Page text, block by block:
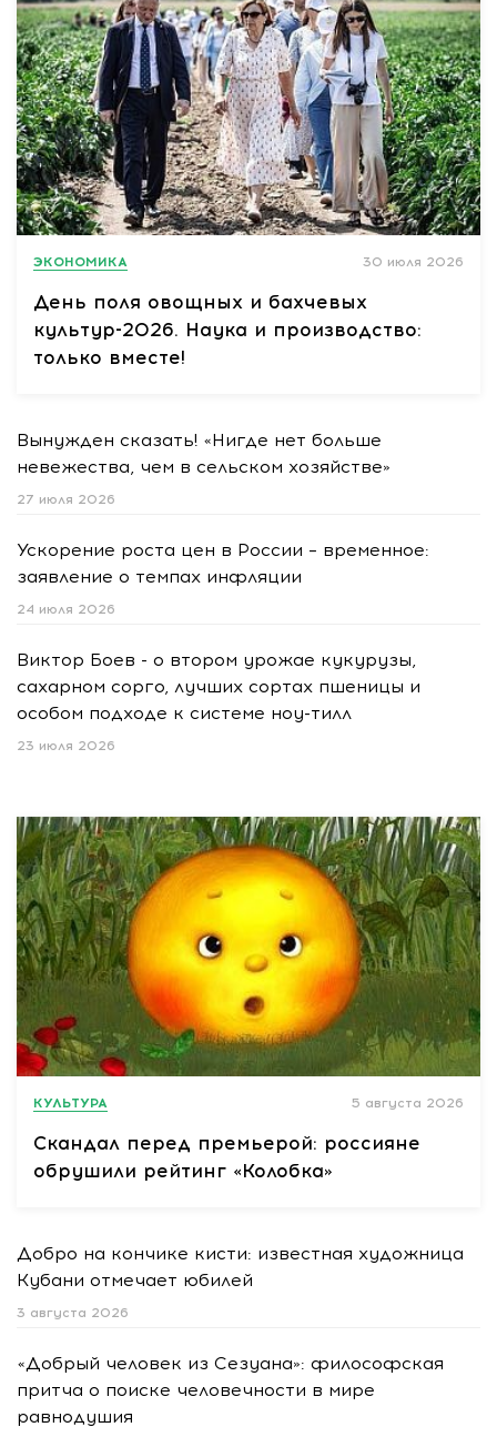
ЭКОНОМИКА 30 июля 2026
День поля овощных и бахчевых
культур-2026. Наука и производство:
только вместе!
Вынужден сказать! «Нигде нет больше
невежества, чем в сельском хозяйстве»
27 июля 2026
Ускорение роста цен в России – временное:
заявление о темпах инфляции
24 июля 2026
Виктор Боев - о втором урожае кукурузы,
сахарном сорго, лучших сортах пшеницы и
особом подходе к системе ноу-тилл
23 июля 2026
КУЛЬТУРА 5 августа 2026
Скандал перед премьерой: россияне
обрушили рейтинг «Колобка»
Добро на кончике кисти: известная художница
Кубани отмечает юбилей
3 августа 2026
«Добрый человек из Сезуана»: философская
притча о поиске человечности в мире
равнодушия